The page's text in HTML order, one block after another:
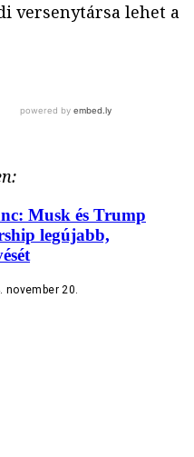
versenytársa lehet a
Musk és Trump
legújabb,
november 20.